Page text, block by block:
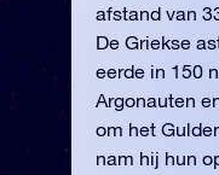
afstand van
De Griekse
eerde in 150
Argonauten
om het
nam hij hun